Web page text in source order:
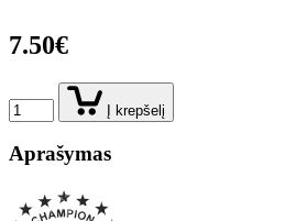
7.50€
Į krepšelį
Aprašymas